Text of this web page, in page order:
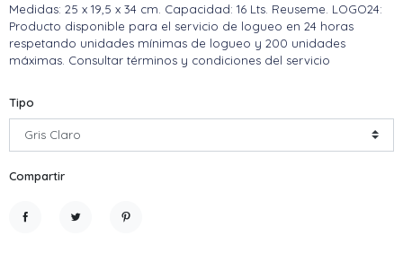
Medidas: 25 x 19,5 x 34 cm. Capacidad: 16 Lts. Reuseme. LOGO24:
Producto disponible para el servicio de logueo en 24 horas
respetando unidades mínimas de logueo y 200 unidades
máximas. Consultar términos y condiciones del servicio
Tipo
Compartir